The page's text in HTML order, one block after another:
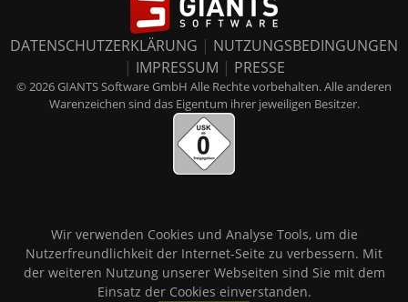
DATENSCHUTZERKLÄRUNG | NUTZUNGSBEDINGUNGEN
| IMPRESSUM | PRESSE
© 2026 GIANTS Software GmbH Alle Rechte vorbehalten. Alle anderen
Warenzeichen sind das Eigentum ihrer jeweiligen Besitzer.
Wir verwenden Cookies und Analyse Tools, um die
Nutzerfreundlichkeit der Internet-Seite zu verbessern. Mit
der weiteren Nutzung unserer Webseiten sind Sie mit dem
Einsatz der Cookies einverstanden.